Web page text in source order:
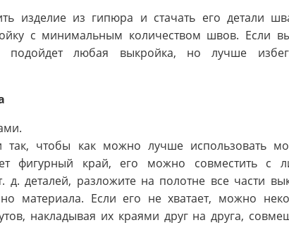
изделие из гипюра и стачать его детали
с минимальным количеством швов. Если
подойдет любая выкройка, но лучше
так, чтобы как можно лучше использовать
фигурный край, его можно совместить с
д. деталей, разложите на полотне все части
материала. Если его не хватает, можно
накладывая их краями друг на друга,